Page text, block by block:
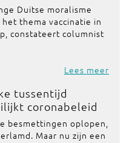
Duitse moralisme
thema vaccinatie in
constateert columnist
Lees meer
tussentijd
coronabeleid
besmettingen oplopen,
Maar nu zijn een